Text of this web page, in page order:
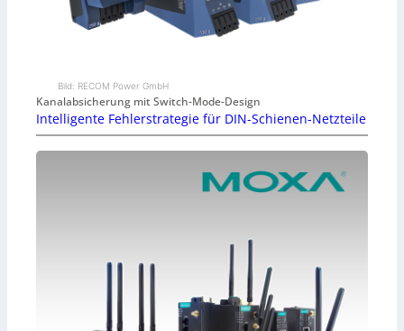
Bild: RECOM Power GmbH
Kanalabsicherung mit Switch-Mode-Design
Intelligente Fehlerstrategie für DIN-Schienen-Netzteile